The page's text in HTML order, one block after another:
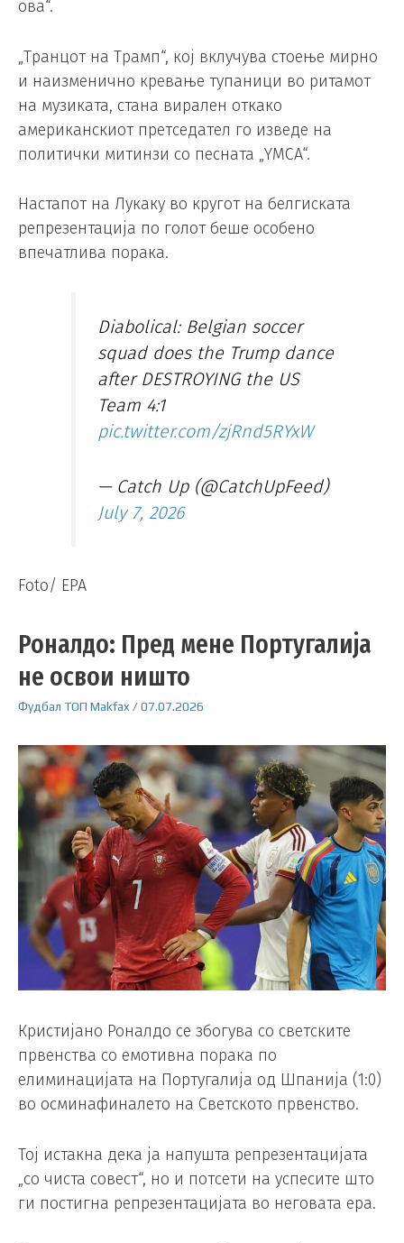
ова“.
„Транцот на Трамп“, кој вклучува стоење мирно
и наизменично кревање тупаници во ритамот
на музиката, стана вирален откако
американскиот претседател го изведе на
политички митинзи со песната „YMCA“.
Настапот на Лукаку во кругот на белгиската
репрезентација по голот беше особено
впечатлива порака.
Diabolical: Belgian soccer
squad does the Trump dance
after DESTROYING the US
Team 4:1
pic.twitter.com/zjRnd5RYxW
— Catch Up (@CatchUpFeed)
July 7, 2026
Foto/ EPA
Роналдо: Пред мене Португалија
не освои ништо
Фудбал ТОП Makfax /07.07.2026
Кристијано Роналдо се збогува со светските
првенства со емотивна порака по
елиминацијата на Португалија од Шпанија (1:0)
во осминафиналето на Светското првенство.
Тој истакна дека ја напушта репрезентацијата
„со чиста совест“, но и потсети на успесите што
ги постигна репрезентацијата во неговата ера.